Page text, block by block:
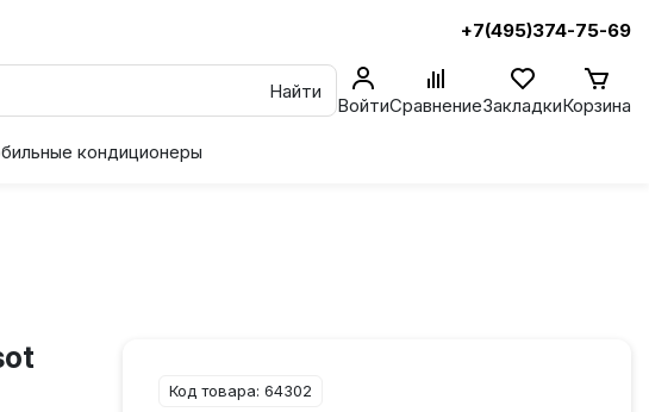
+7(495)374-75-69
Найти
ВойтиСравнениеЗакладкиКорзина
кондиционеры
Код товара: 64302